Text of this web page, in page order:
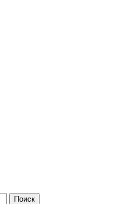
Поиск